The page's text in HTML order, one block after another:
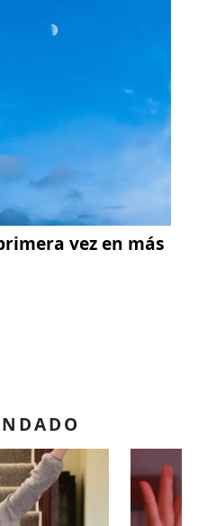
vez en más